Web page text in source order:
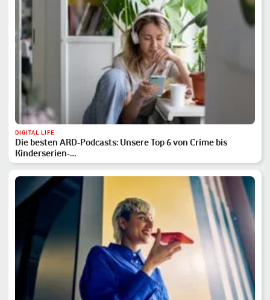
DIGITAL LIFE
Die besten ARD-Podcasts: Unsere Top 6 von Crime bis
Kinderserien-…